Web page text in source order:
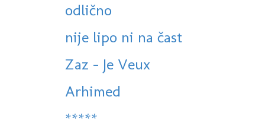
odlično
nije lipo ni na čast
Zaz - Je Veux
Arhimed
*****